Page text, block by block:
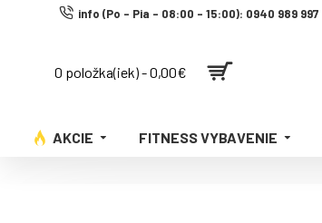
info (Po - Pia - 08:00 - 15:00): 0940 989 997
0 položka(iek) - 0,00€
AKCIE FITNESS VYBAVENIE